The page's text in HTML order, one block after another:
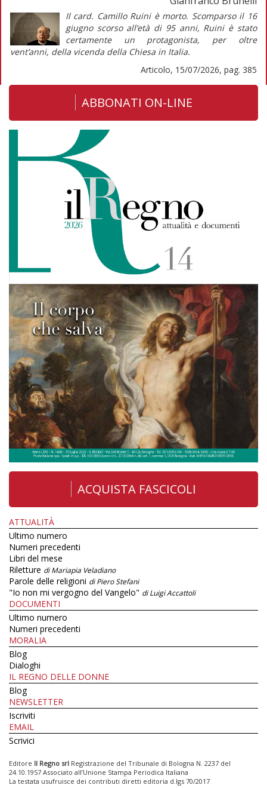
Il card. Camillo Ruini è morto. Scomparso il 16
giugno scorso all’età di 95 anni, Ruini è stato
certamente un protagonista, per oltre
vent’anni, della vicenda della Chiesa in Italia.
Articolo, 15/07/2026, pag. 385
ABBONATI ON-LINE
ACQUISTA FASCICOLI
ATTUALITÀ
Ultimo numero
Numeri precedenti
Libri del mese
Riletture di Mariapia Veladiano
Parole delle religioni di Piero Stefani
"Io non mi vergogno del Vangelo" di Luigi Accattoli
DOCUMENTI
Ultimo numero
Numeri precedenti
MORALIA
Blog
Dialoghi
IL REGNO DELLE DONNE
Blog
NEWSLETTER
Iscriviti
EMAIL
Scrivici
Editore Il Regno srl Registrazione del Tribunale di Bologna N. 2237 del
24.10.1957 Associato all’Unione Stampa Periodica Italiana
La testata usufruisce dei contributi diretti editoria d.lgs 70/2017